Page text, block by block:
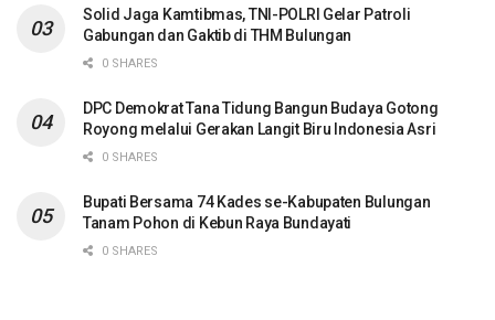
Solid Jaga Kamtibmas, TNI-POLRI Gelar Patroli
Gabungan dan Gaktib di THM Bulungan
0 SHARES
DPC Demokrat Tana Tidung Bangun Budaya Gotong
Royong melalui Gerakan Langit Biru Indonesia Asri
0 SHARES
Bupati Bersama 74 Kades se-Kabupaten Bulungan
Tanam Pohon di Kebun Raya Bundayati
0 SHARES